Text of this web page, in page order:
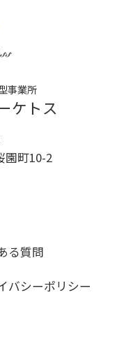
事業所
ケトス
園町10-2
る質問
バシーポリシー